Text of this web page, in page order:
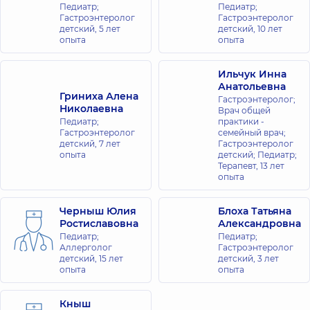
для всей
семьи на
Софиевской
Борщаговке
Борщаговка
Медицинский
Центр
«Добробут»
семьи на
Оболони
просп.
Ивасюка
(Героев
Сталинграда),
16-В, г. Киев
Педиатр;
Гастроэнтеролог
детский, 5 лет
опыта
Педиатр;
Гастроэнтеролог
детский, 10 лет
опыта
Гриниха Алена
Николаевна
Педиатр;
Гастроэнтеролог
детский, 7 лет
опыта
Ильчук Инна
Анатольевна
Гастроэнтеролог;
Врач общей
практики -
семейный врач;
Гастроэнтеролог
детский; Педиатр;
Терапевт, 13 лет
опыта
Черныш Юлия
Ростиславовна
Педиатр;
Аллерголог
детский, 15 лет
опыта
Блоха Татьяна
Александровна
Педиатр;
Гастроэнтеролог
детский, 3 лет
опыта
Кныш